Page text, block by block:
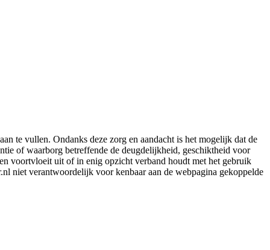
te vullen. Ondanks deze zorg en aandacht is het mogelijk dat de
of waarborg betreffende de deugdelijkheid, geschiktheid voor
voortvloeit uit of in enig opzicht verband houdt met het gebruik
niet verantwoordelijk voor kenbaar aan de webpagina gekoppelde